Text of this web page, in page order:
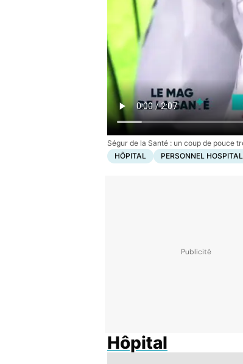
Ségur de la Santé : un coup de pouce
HÔPITAL
PERSONNEL
Hôpital